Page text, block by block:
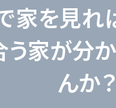
家を見れ
家が分
んか？